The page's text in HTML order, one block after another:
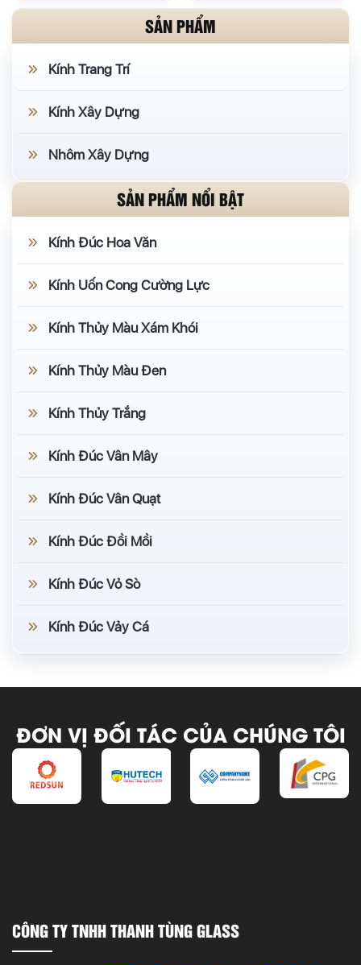
SẢN PHẨM
Kính Trang Trí
Kính Xây Dựng
Nhôm Xây Dựng
SẢN PHẨM NỔI BẬT
Kính Đúc Hoa Văn
Kính Uốn Cong Cường Lực
Kính Thủy Màu Xám Khói
Kính Thủy Màu Đen
Kính Thủy Trắng
Kính Đúc Vân Mây
Kính Đúc Vân Quạt
Kính Đúc Đồi Mồi
Kính Đúc Vỏ Sò
Kính Đúc Vảy Cá
ĐƠN VỊ ĐỐI TÁC CỦA CHÚNG TÔI
CÔNG TY TNHH THANH TÙNG GLASS